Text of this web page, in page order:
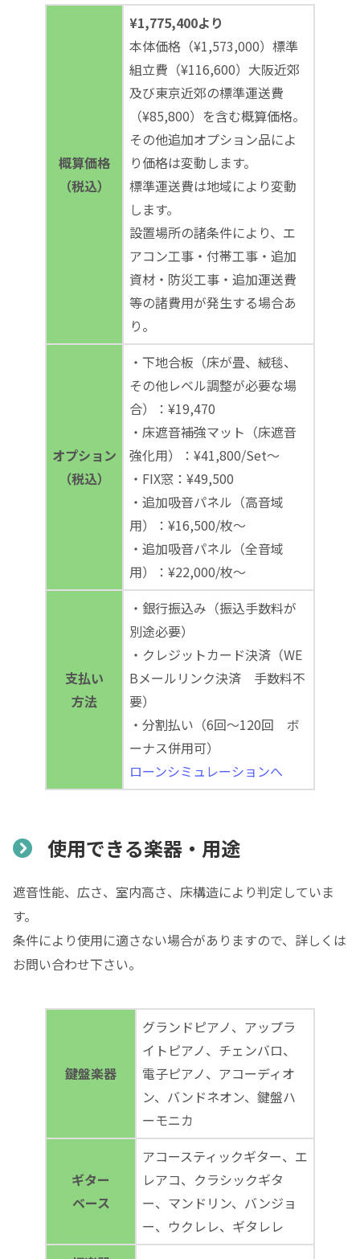
概算価格
（税込）
¥1,775,400より
本体価格（¥1,573,000）標準
組立費（¥116,600）大阪近郊
及び東京近郊の標準運送費
（¥85,800）を含む概算価格。
その他追加オプション品によ
り価格は変動します。
標準運送費は地域により変動
します。
設置場所の諸条件により、エ
アコン工事・付帯工事・追加
資材・防災工事・追加運送費
等の諸費用が発生する場合あ
り。
オプション
（税込）
・下地合板（床が畳、絨毯、
その他レベル調整が必要な場
合）：¥19,470
・床遮音補強マット（床遮音
強化用）：¥41,800/Set～
・FIX窓：¥49,500
・追加吸音パネル（高音域
用）：¥16,500/枚～
・追加吸音パネル（全音域
用）：¥22,000/枚～
支払い
方法
・銀行振込み（振込手数料が
別途必要）
・クレジットカード決済（WE
Bメールリンク決済 手数料不
要）
・分割払い（6回～120回 ボ
ーナス併用可）
ローンシミュレーションへ
使用できる楽器・用途
遮音性能、広さ、室内高さ、床構造により判定していま
す。
条件により使用に適さない場合がありますので、詳しくは
お問い合わせ下さい。
鍵盤楽器
グランドピアノ、アップラ
イトピアノ、チェンバロ、
電子ピアノ、アコーディオ
ン、バンドネオン、鍵盤ハ
ーモニカ
ギター
ベース
アコースティックギター、エ
レアコ、クラシックギタ
ー、マンドリン、バンジョ
ー、ウクレレ、ギタレレ